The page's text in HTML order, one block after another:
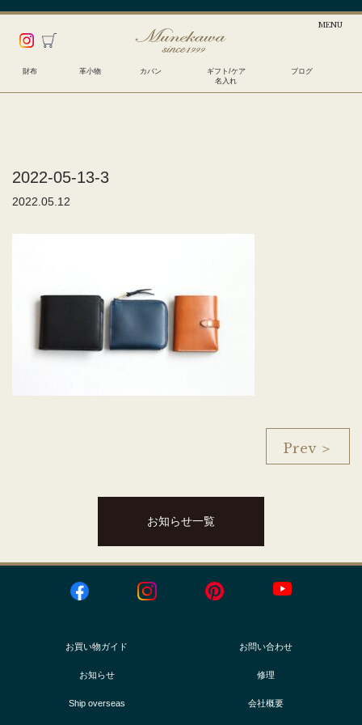
財布 革小物 カバン
ギフト/ケア
名入れ
ブログ
2022-05-13-3
2022.05.12
Prev ＞
お知らせ一覧
お買い物ガイド お問い合わせ
お知らせ 修理
Ship overseas 会社概要